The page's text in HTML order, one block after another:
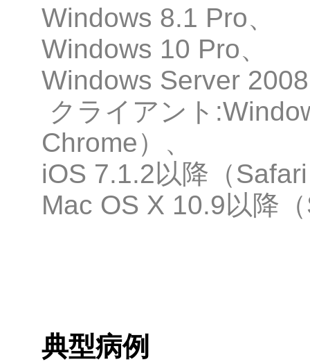
Windows 8.1 Pro、
Windows 10 Pro、
Windows Server
クライアント
Chrome）、
iOS 7.1.2以降（
Mac OS X 10.9以降
典型病例